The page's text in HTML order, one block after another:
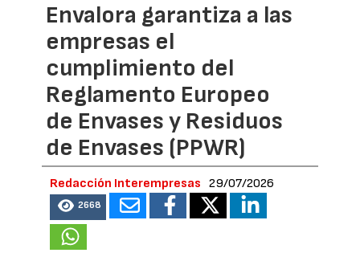
Envalora garantiza a las
empresas el
cumplimiento del
Reglamento Europeo
de Envases y Residuos
de Envases (PPWR)
Redacción Interempresas 29/07/2026
2668